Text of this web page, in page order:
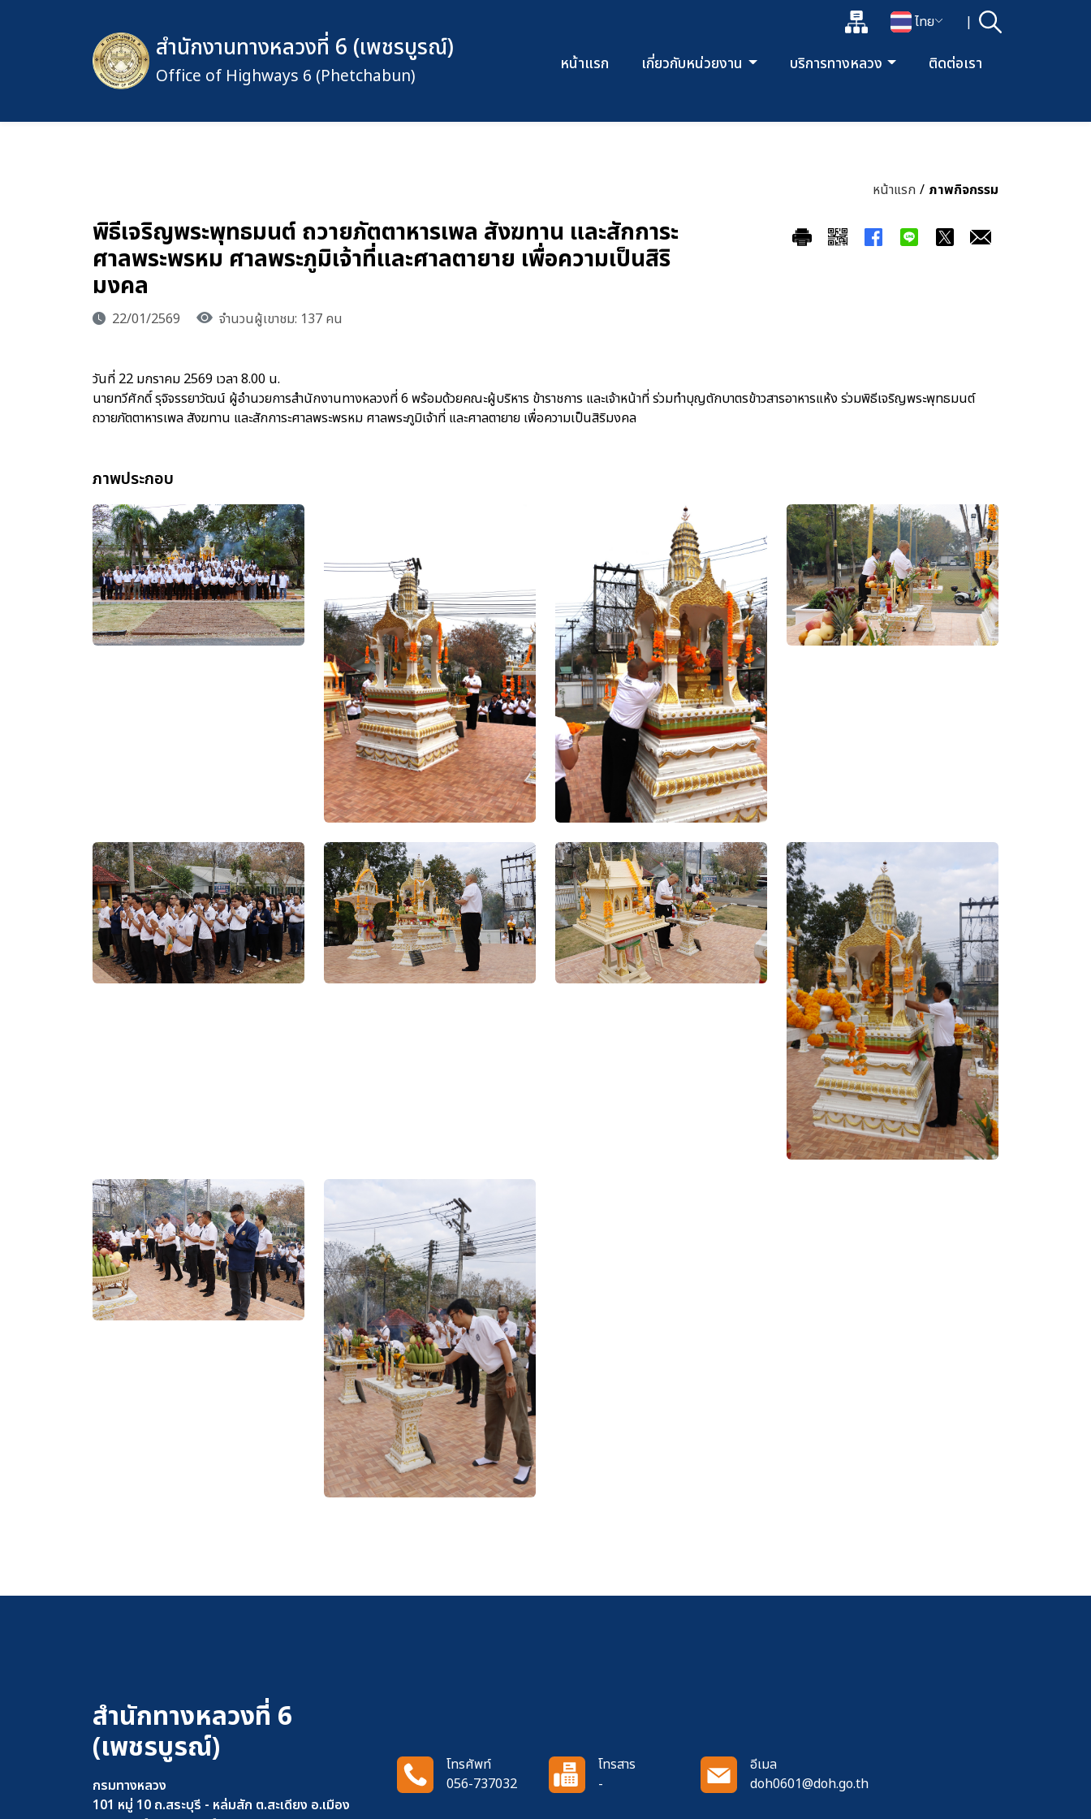
แผนผังเว็บไซต์
เปลี่ยนภาษา
ไทย | ค้นหา
เปิดกล่องค้นหาข้อมูลหลักของเว็บไซต์
สำนักงานทางหลวงที่ 6 (เพชรบูรณ์)
Office of Highways 6 (Phetchabun)
หน้าแรก เกี่ยวกับหน่วยงาน บริการทางหลวง ติดต่อเรา
หน้าแรก / ภาพกิจกรรม
พิธีเจริญพระพุทธมนต์ ถวายภัตตาหารเพล สังฆทาน และสักการะ
ศาลพระพรหม ศาลพระภูมิเจ้าที่และศาลตายาย เพื่อความเป็นสิริ
มงคล
22/01/2569 จำนวนผู้เขาชม: 137 คน
วันที่ 22 มกราคม 2569 เวลา 8.00 น.
นายทวีศักดิ์ รุจิจรรยาวัฒน์ ผู้อำนวยการสำนักงานทางหลวงที่ 6 พร้อมด้วยคณะผู้บริหาร ข้าราชการ และเจ้าหน้าที่ ร่วมทำบุญตักบาตรข้าวสารอาหารแห้ง ร่วมพิธีเจริญพระพุทธมนต์
ถวายภัตตาหารเพล สังฆทาน และสักการะศาลพระพรหม ศาลพระภูมิเจ้าที่ และศาลตายาย เพื่อความเป็นสิริมงคล
ภาพประกอบ
สำนักทางหลวงที่ 6
(เพชรบูรณ์)
กรมทางหลวง
101 หมู่ 10 ถ.สระบุรี - หล่มสัก ต.สะเดียง อ.เมือง
โทรศัพท์
056-737032
โทรสาร
-
อีเมล
doh0601@doh.go.th